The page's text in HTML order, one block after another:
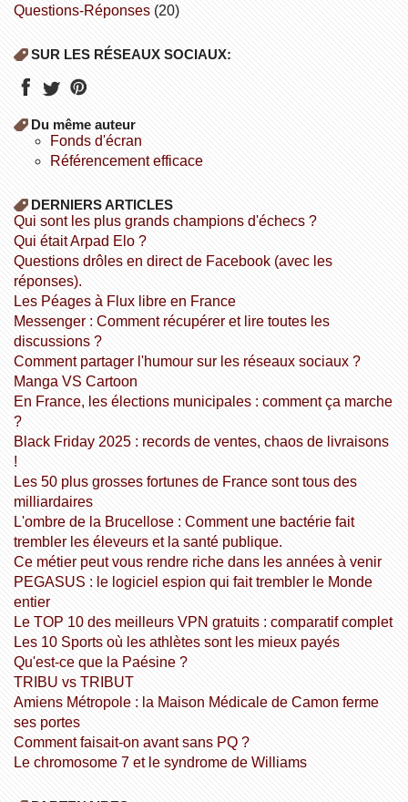
Questions-Réponses(20)
SUR LES RÉSEAUX SOCIAUX:
Du même auteur
fonds d'écran
référencement efficace
DERNIERS ARTICLES
Qui sont les plus grands champions d'échecs ?
Qui était Arpad Elo ?
Questions drôles en direct de Facebook (avec les
réponses).
Les Péages à Flux libre en France
Messenger : Comment récupérer et lire toutes les
discussions ?
Comment partager l'humour sur les réseaux sociaux ?
Manga VS Cartoon
En France, les élections municipales : comment ça marche
?
Black Friday 2025 : records de ventes, chaos de livraisons
!
Les 50 plus grosses fortunes de France sont tous des
milliardaires
L'ombre de la Brucellose : Comment une bactérie fait
trembler les éleveurs et la santé publique.
Ce métier peut vous rendre riche dans les années à venir
PEGASUS : le logiciel espion qui fait trembler le Monde
entier
Le TOP 10 des meilleurs VPN gratuits : comparatif complet
Les 10 Sports où les athlètes sont les mieux payés
Qu'est-ce que la Paésine ?
TRIBU vs TRIBUT
Amiens Métropole : la Maison Médicale de Camon ferme
ses portes
Comment faisait-on avant sans PQ ?
Le chromosome 7 et le syndrome de Williams